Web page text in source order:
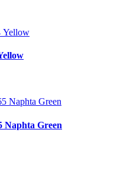
Naphta Green